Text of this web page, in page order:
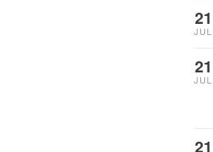
21
JUL
21
JUL
21